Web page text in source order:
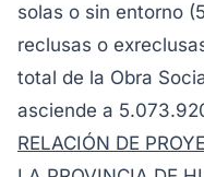
solas o sin entorno
reclusas o
total de la Obra
asciende a
RELACIÓN DE